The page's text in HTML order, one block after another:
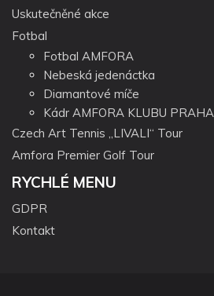
Uskutečněné akce
Fotbal
Fotbal AMFORA
Nebeská jedenáctka
Diamantové míče
Kádr AMFORA KLUBU PRAHA
Czech Art Tennis „LIVALI“ Tour
Amfora Premier Golf Tour
RYCHLÉ MENU
GDPR
Kontakt